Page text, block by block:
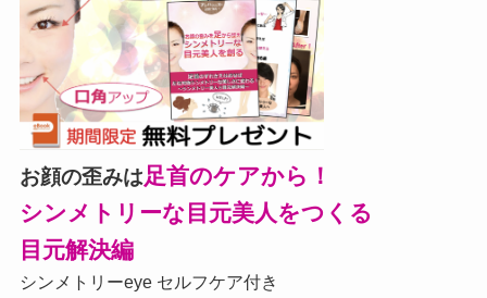
お顔の歪みは足首のケアから！
シンメトリーな目元美人をつくる
目元解決編
シンメトリーeye セルフケア付き